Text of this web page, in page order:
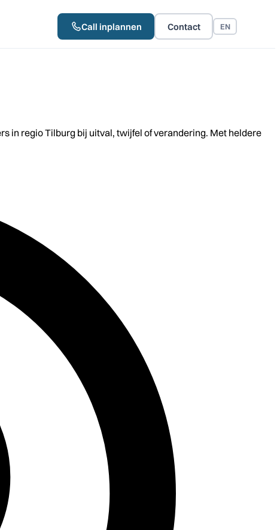
Call inplannen Contact EN
in regio Tilburg bij uitval, twijfel of verandering. Met heldere